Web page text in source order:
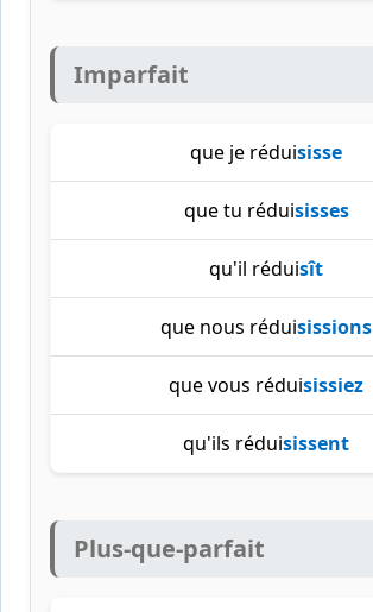
Imparfait
que je réduisisse
que tu réduisisses
qu'il réduisît
que nous réduisissions
que vous réduisissiez
qu'ils réduisissent
Plus-que-parfait